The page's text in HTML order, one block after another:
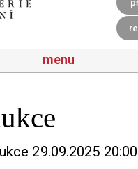
menu
29.09.2025 20:00